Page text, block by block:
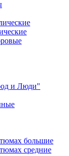
и Люди"
большие
средние